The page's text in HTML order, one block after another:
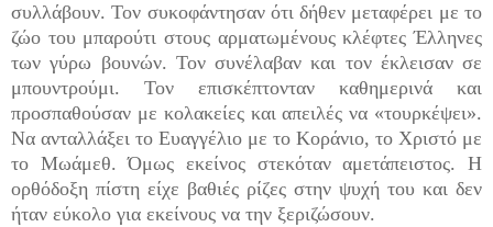
συλλάβουν. Τον συκοφάντησαν ότι δήθεν μεταφέρει με το
ζώο του μπαρούτι στους αρματωμένους κλέφτες Έλληνες
των γύρω βουνών. Τον συνέλαβαν και τον έκλεισαν σε
μπουντρούμι. Τον επισκέπτονταν καθημερινά και
προσπαθούσαν με κολακείες και απειλές να «τουρκέψει».
Να ανταλλάξει το Ευαγγέλιο με το Κοράνιο, το Χριστό με
το Μωάμεθ. Όμως εκείνος στεκόταν αμετάπειστος. Η
ορθόδοξη πίστη είχε βαθιές ρίζες στην ψυχή του και δεν
ήταν εύκολο για εκείνους να την ξεριζώσουν.